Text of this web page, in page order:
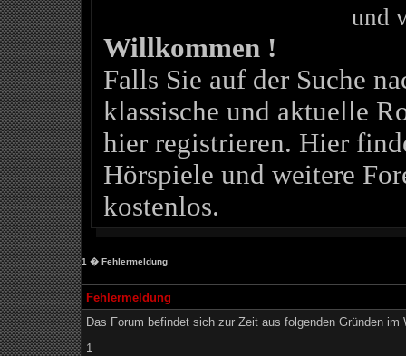
und
Willkommen !
Falls Sie auf der Suche
klassische und aktuelle
hier registrieren. Hier
Hörspiele und weitere
kostenlos.
1 � Fehlermeldung
Fehlermeldung
Das Forum befindet sich zur Zeit aus folgenden Gründen im
1